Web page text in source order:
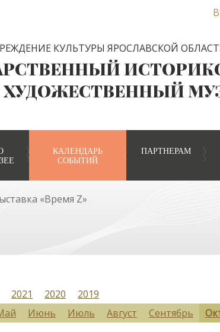
КУЛЬТУРЫ ЯРОСЛАВСКОЙ
КАЛЕНДАРЬ
СОБЫТИЙ
ПАРТНЕРАМ
«Время Z»
2021 2020
2019
Июнь Июль Август Сентябрь